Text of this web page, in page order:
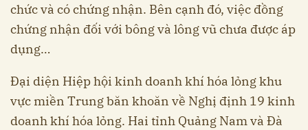
chức và có chứng nhận. Bên cạnh đó, việc đồng
chứng nhận đối với bông và lông vũ chưa được áp
dụng…
Đại diện Hiệp hội kinh doanh khí hóa lỏng khu
vực miền Trung băn khoăn về Nghị định 19 kinh
doanh khí hóa lỏng. Hai tỉnh Quảng Nam và Đà